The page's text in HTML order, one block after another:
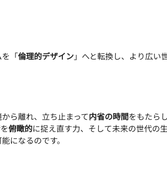
「倫理的デザイン」へと転換し、より広い
ら離れ、立ち止まって内省の時間をもたら
俯瞰的に捉え直す力、そして未来の世代の
になるのです。